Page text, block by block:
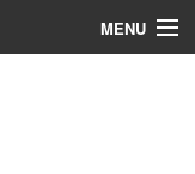
MENU